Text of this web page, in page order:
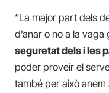
“La major part dels
d’anar o no a la
seguretat dels i les
poder proveir el
també per això anem